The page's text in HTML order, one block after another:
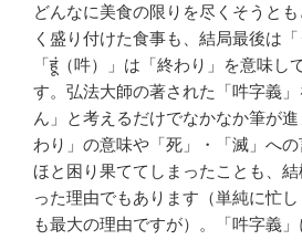
どんなに美食の限りを尽くそうと
く盛り付けた食事も、結局最後は「
「हूं（吽）」は「終わり」を意味し
す。弘法大師の著された「吽字義
ん」と考えるだけでなかなか筆が
わり」の意味や「死」・「滅」へ
ほと困り果ててしまったことも、
った理由でもあります（単純に忙
も最大の理由ですが）。「吽字義